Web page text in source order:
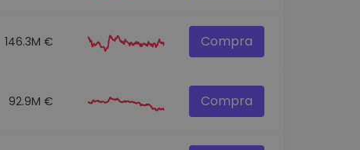
146.3M € Compra
92.9M € Compra